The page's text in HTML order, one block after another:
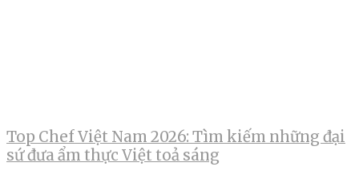
Top Chef Việt Nam 2026: Tìm kiếm những đại
sứ đưa ẩm thực Việt toả sáng